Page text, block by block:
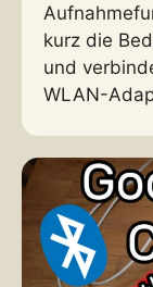
kurz die
und
WLAN-